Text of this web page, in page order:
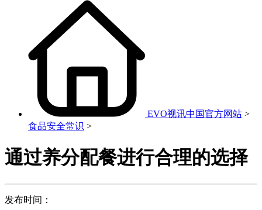
EVO视讯中国官方网站 >
食品安全常识 >
通过养分配餐进行合理的选择
发布时间：